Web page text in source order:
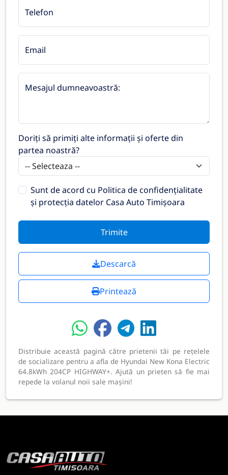
Telefon
Email
Mesajul dumneavoastră:
Doriți să primiți alte informații și oferte din
partea noastră?
Sunt de acord cu Politica de confidențialitate
și protecția datelor Casa Auto Timișoara
Trimite
Descarcă
Printează
Distribuie această pagină către prietenii tăi pe rețelele
de socializare pentru a afla de Hyundai New Kona Electric
64.8kWh 204CP HIGHWAY+. Ajută un prieten să fie mai
repede la volanul noii sale mașini!